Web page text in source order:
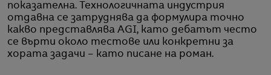
показателна. Технологичната индустрия
отдавна се затруднява да формулира точно
какво представлява AGI, като дебатът често
се върти около тестове или конкретни за
хората задачи – като писане на роман.